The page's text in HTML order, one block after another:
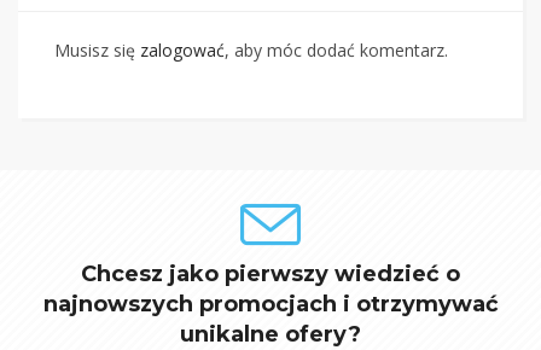
Musisz się zalogować, aby móc dodać komentarz.
Chcesz jako pierwszy wiedzieć o
najnowszych promocjach i otrzymywać
unikalne ofery?